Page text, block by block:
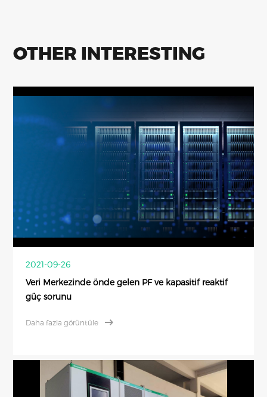
OTHER INTERESTING
2021-09-26
Veri Merkezinde önde gelen PF ve kapasitif reaktif
güç sorunu
Daha fazla görüntüle